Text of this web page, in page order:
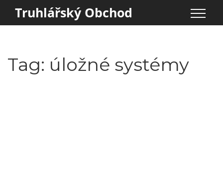
Truhlářský Obchod
Tag: úložné systémy